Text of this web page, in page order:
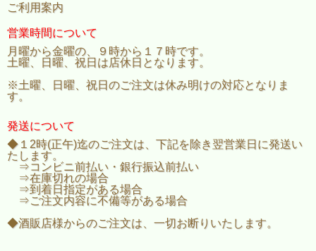
ご利用案内
営業時間について
月曜から金曜の、９時から１７時です。
土曜、日曜、祝日は店休日となります。
※土曜、日曜、祝日のご注文は休み明けの対応となりま
す。
発送について
◆１2時(正午)迄のご注文は、下記を除き翌営業日に発送い
たします。
⇒コンビニ前払い・銀行振込前払い
⇒在庫切れの場合
⇒到着日指定がある場合
⇒ご注文内容に不備等がある場合
◆酒販店様からのご注文は、一切お断りいたします。